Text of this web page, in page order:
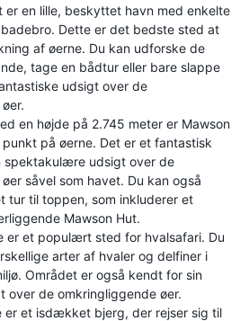
er en lille, beskyttet havn med enkelte
Dette er det bedste sted at
af øerne. Du kan udforske de
tage en bådtur eller bare slappe
udsigt over de
en højde på 2.745 meter er Mawson
på øerne. Det er et fantastisk
spektakulære udsigt over de
såvel som havet. Du kan også
tur til toppen, som inkluderer et
Mawson Hut.
er et populært sted for hvalsafari. Du
arter af hvaler og delfiner i
Området er også kendt for sin
over de omkringliggende øer.
er et isdækket bjerg, der rejser sig til